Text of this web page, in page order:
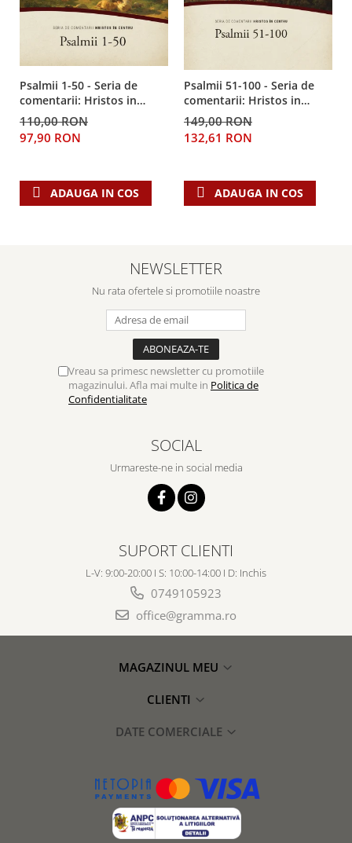
Psalmii 1-50 - Seria de
comentarii: Hristos in
centru
110,00 RON
97,90 RON
ADAUGA IN COS
Psalmii 51-100 - Seria de
comentarii: Hristos in
centru
149,00 RON
132,61 RON
ADAUGA IN COS
NEWSLETTER
Nu rata ofertele si promotiile noastre
Vreau sa primesc newsletter cu promotiile
magazinului. Afla mai multe in Politica de
Confidentialitate
SOCIAL
Urmareste-ne in social media
SUPORT CLIENTI
L-V: 9:00-20:00 I S: 10:00-14:00 I D: Inchis
0749105923
office@gramma.ro
MAGAZINUL MEU
CLIENTI
DATE COMERCIALE